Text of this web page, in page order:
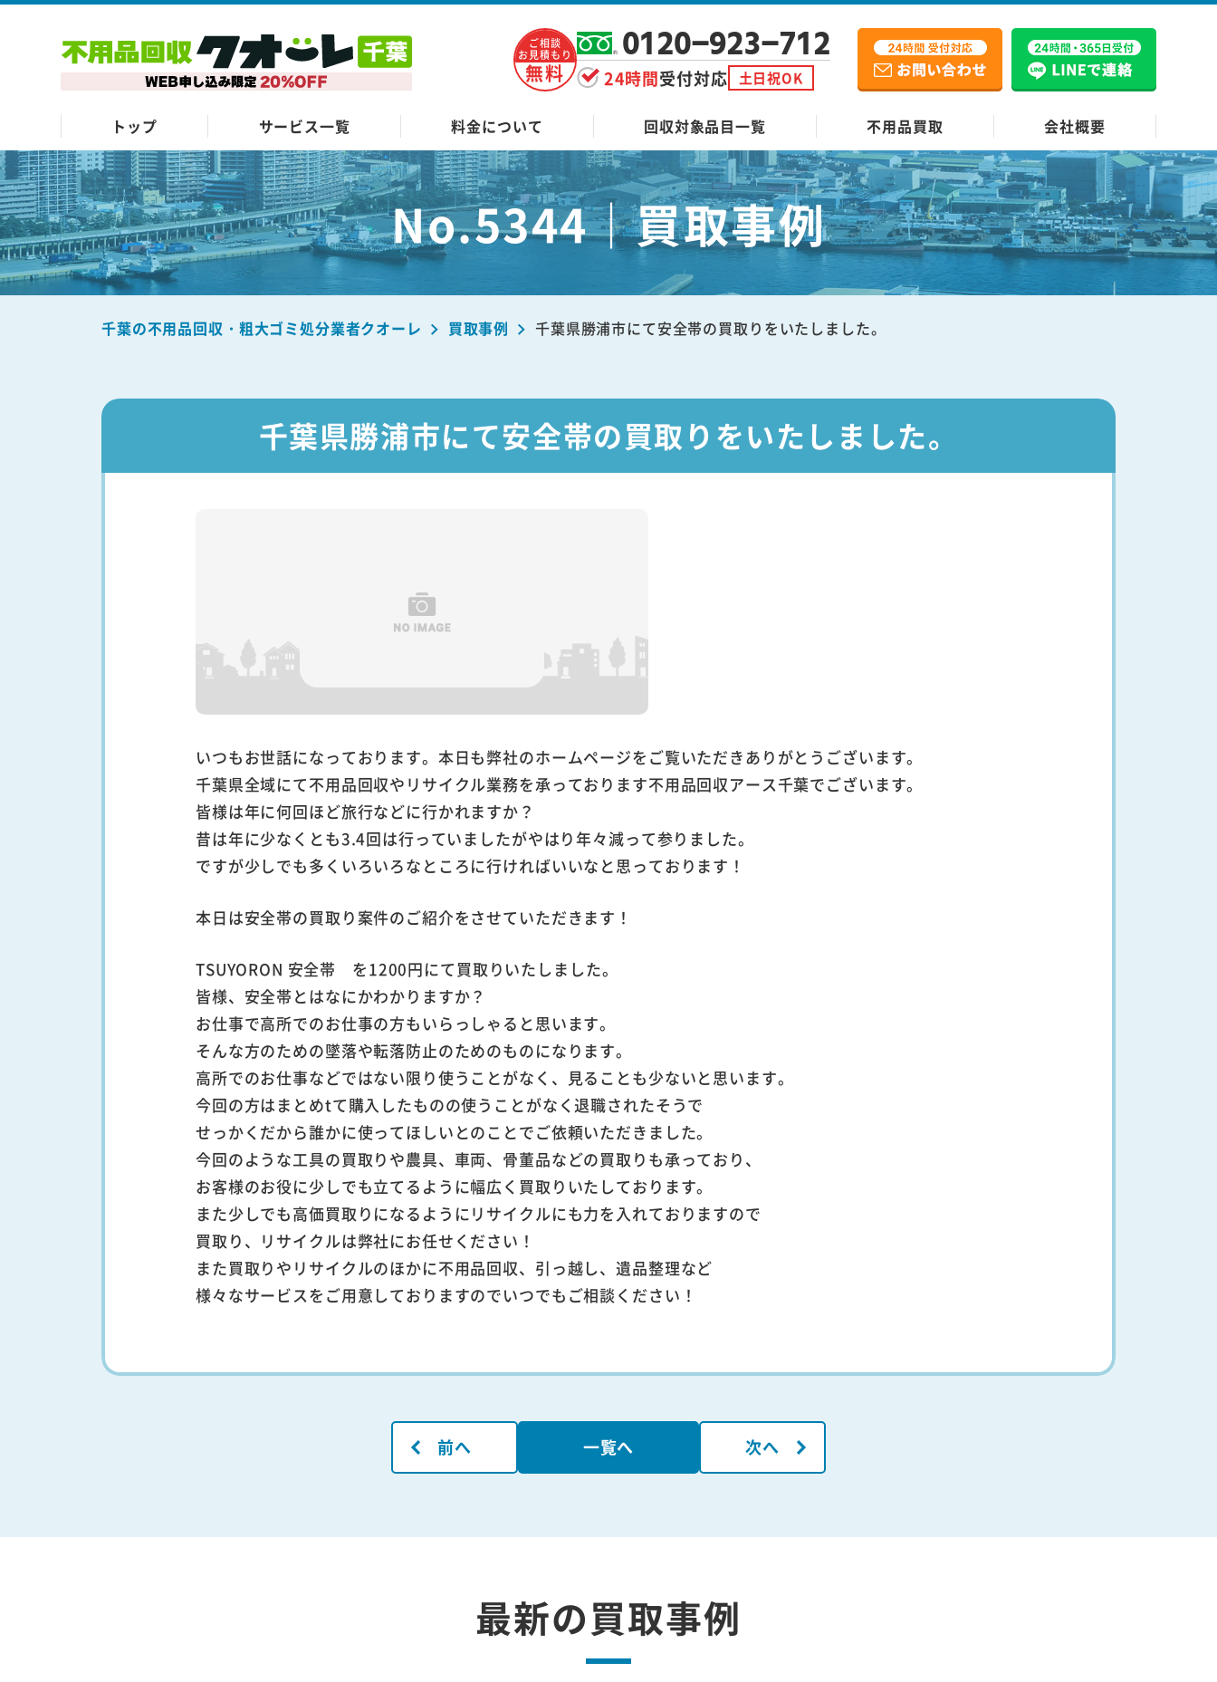
ご相談
お見積もり
無料
0120-923-712
24時間受付対応 土日祝OK
トップ サービス一覧 料金について 回収対象品目一覧 不用品買取 会社概要
No.5344｜買取事例
千葉の不用品回収・粗大ゴミ処分業者クオーレ 買取事例 千葉県勝浦市にて安全帯の買取りをいたしました。
千葉県勝浦市にて安全帯の買取りをいたしました。
いつもお世話になっております。本日も弊社のホームページをご覧いただきありがとうございます。
千葉県全域にて不用品回収やリサイクル業務を承っております不用品回収アース千葉でございます。
皆様は年に何回ほど旅行などに行かれますか？
昔は年に少なくとも3.4回は行っていましたがやはり年々減って参りました。
ですが少しでも多くいろいろなところに行ければいいなと思っております！
本日は安全帯の買取り案件のご紹介をさせていただきます！
TSUYORON 安全帯 を1200円にて買取りいたしました。
皆様、安全帯とはなにかわかりますか？
お仕事で高所でのお仕事の方もいらっしゃると思います。
そんな方のための墜落や転落防止のためのものになります。
高所でのお仕事などではない限り使うことがなく、見ることも少ないと思います。
今回の方はまとめtて購入したものの使うことがなく退職されたそうで
せっかくだから誰かに使ってほしいとのことでご依頼いただきました。
今回のような工具の買取りや農具、車両、骨董品などの買取りも承っており、
お客様のお役に少しでも立てるように幅広く買取りいたしております。
また少しでも高価買取りになるようにリサイクルにも力を入れておりますので
買取り、リサイクルは弊社にお任せください！
また買取りやリサイクルのほかに不用品回収、引っ越し、遺品整理など
様々なサービスをご用意しておりますのでいつでもご相談ください！
前へ 一覧へ 次へ
最新の買取事例